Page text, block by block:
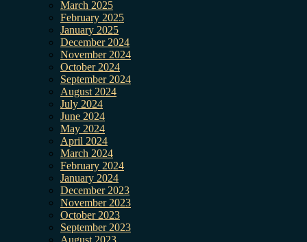
March 2025
February 2025
January 2025
December 2024
November 2024
October 2024
September 2024
August 2024
July 2024
June 2024
May 2024
April 2024
March 2024
February 2024
January 2024
December 2023
November 2023
October 2023
September 2023